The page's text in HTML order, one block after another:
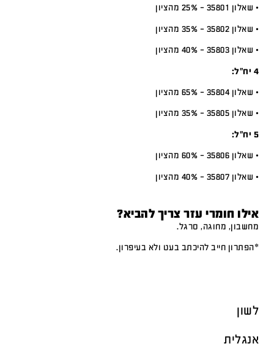
• שאלון 35801 – 25% מהציון
• שאלון 35802 – 35% מהציון
• שאלון 35803 – 40% מהציון
4 יח”ל:
• שאלון 35804 – 65% מהציון
• שאלון 35805 – 35% מהציון
5 יח”ל:
• שאלון 35806 – 60% מהציון
• שאלון 35807 – 40% מהציון
אילו חומרי עזר צריך להביא?
מחשבון, מחוגה, סרגל.
*הפתרון חייב להיכתב בעט ולא בעיפרון.
לשון
אנגלית